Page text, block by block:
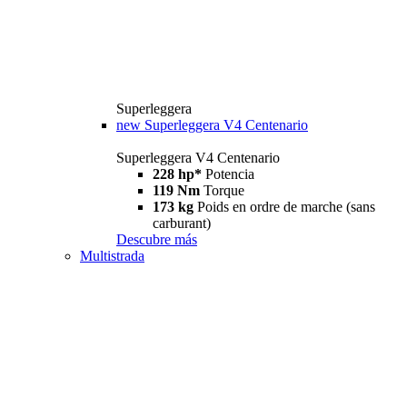
Superleggera
new Superleggera V4 Centenario
Superleggera V4 Centenario
228 hp* Potencia
119 Nm Torque
173 kg Poids en ordre de marche (sans
carburant)
Descubre más
Multistrada